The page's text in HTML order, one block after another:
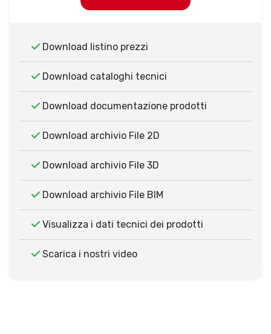
Download listino prezzi
Download cataloghi tecnici
Download documentazione prodotti
Download archivio File 2D
Download archivio File 3D
Download archivio File BIM
Visualizza i dati tecnici dei prodotti
Scarica i nostri video